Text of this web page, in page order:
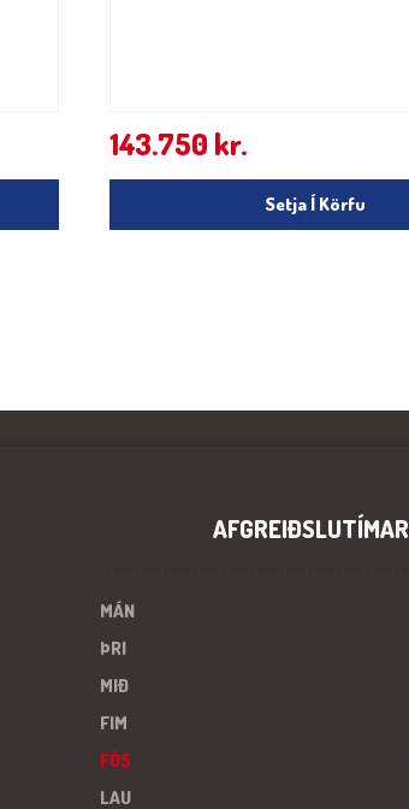
143.750 kr.
Setja Í Körfu
AFGREIÐSLUTÍMAR
MÁN
ÞRI
MIÐ
FIM
FÖS
LAU